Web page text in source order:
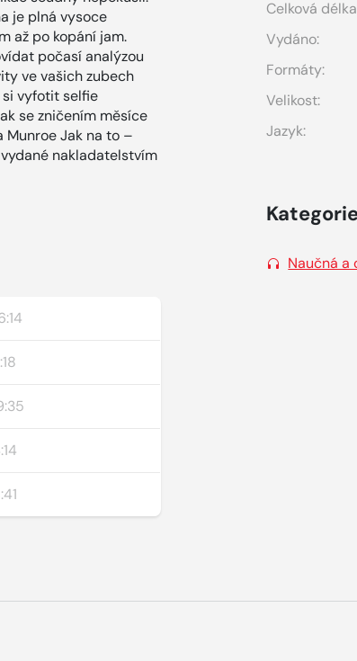
je plná vysoce
až po kopání jam.
počasí analýzou
ve vašich zubech
si vyfotit selfie
se zničením měsíce
Munroe Jak na to –
nakladatelstvím
Celková
Vydáno:
Formáty:
Velikost:
Jazyk:
Naučná a